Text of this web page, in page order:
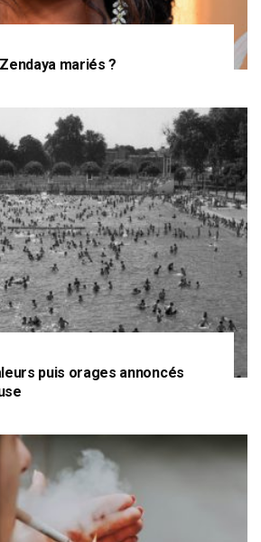
mariés ?
puis orages annoncés